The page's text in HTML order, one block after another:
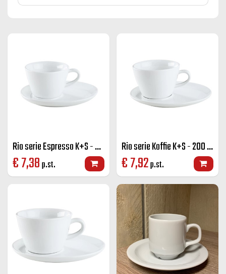
Rio serie Espresso K+S - 70 cc.
€7,38p.st.
Rio serie Koffie K+S - 200 cc.
€7,92p.st.